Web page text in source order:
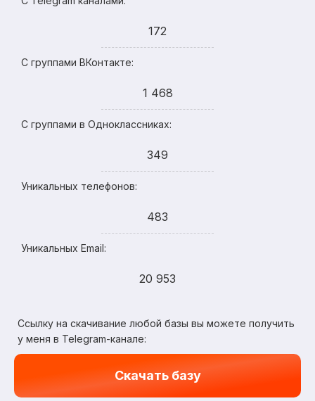
172
С группами ВКонтакте:
1 468
С группами в Одноклассниках:
349
Уникальных телефонов:
483
Уникальных Email:
20 953
Ссылку на скачивание любой базы вы можете получить
у меня в Telegram-канале:
Скачать базу